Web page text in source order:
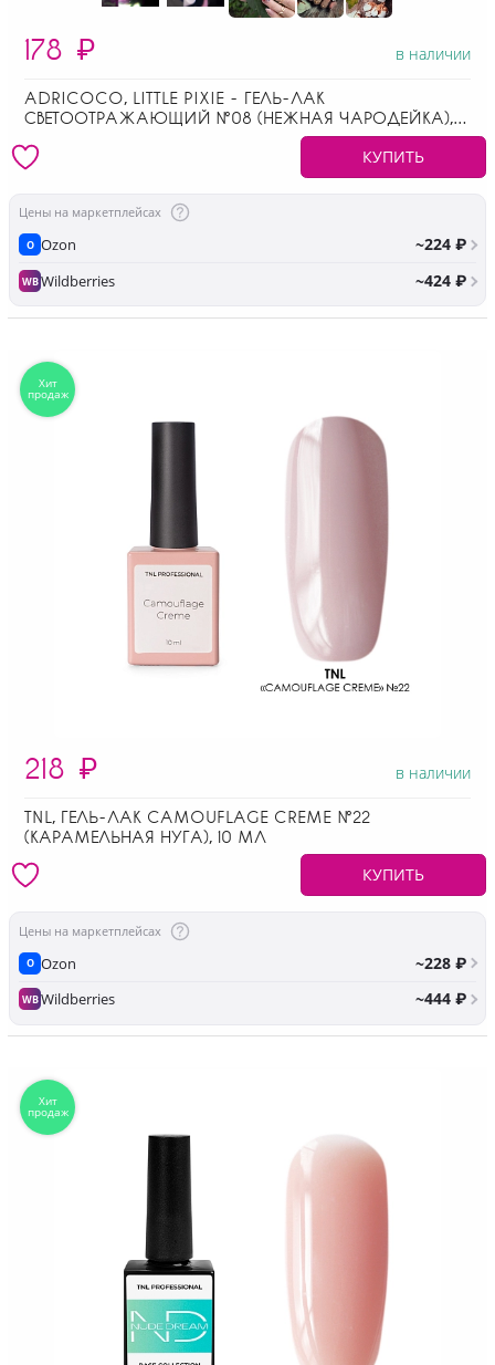
178 ₽ в наличии
ADRICOCO, LITTLE PIXIE - ГЕЛЬ-ЛАК
СВЕТООТРАЖАЮЩИЙ №08 (НЕЖНАЯ ЧАРОДЕЙКА), 8
КУПИТЬ
Цены на маркетплейсах
O Ozon ~224 ₽
WBWildberries ~424 ₽
218 ₽ в наличии
TNL, ГЕЛЬ-ЛАК CAMOUFLAGE CREME №22
(КАРАМЕЛЬНАЯ НУГА), 10 МЛ
КУПИТЬ
Цены на маркетплейсах
O Ozon ~228 ₽
WBWildberries ~444 ₽